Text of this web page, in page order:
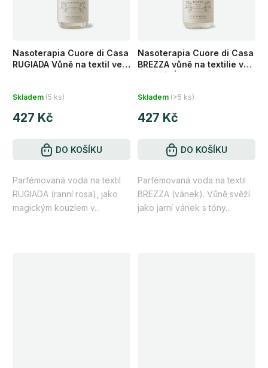
Nasoterapia Cuore di Casa
RUGIADA Vůně na textil ve
spreji bergamot a cedr 250
hodnocení
produktu
5
hvězdiček.
Skladem (5 ks)
427 Kč
DO KOŠÍKU
Parfémovaná voda na textil
RUGIADA (ranní rosa), jako
magickým kouzlem v...
Nasoterapia Cuore di Casa
BREZZA vůně na textilie ve
spreji (VÁNEK Zelený čaj a
hodnocení
produktu
5
hvězdiček.
Skladem (>5 ks)
427 Kč
DO KOŠÍKU
Parfémovaná voda na textil
BREZZA (vánek). Vůně svěží
jako jarní vánek s tóny...